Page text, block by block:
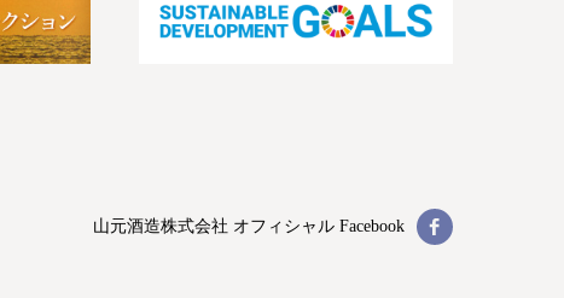
山元酒造株式会社 オフィシャル Facebook